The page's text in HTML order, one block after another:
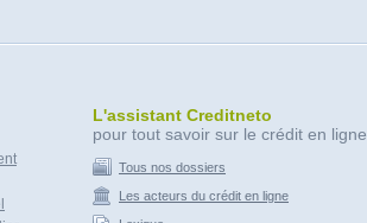
L'assistant Creditneto
pour tout savoir sur le crédit en ligne
Tous nos dossiers
Les acteurs du crédit en ligne